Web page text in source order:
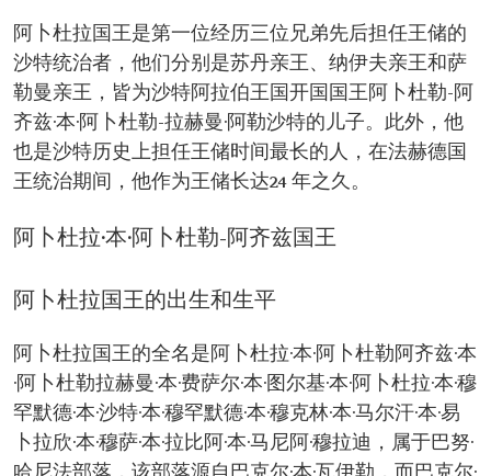
第二副首相
王储时代。
即位日期：2005 年 8 月 2 日
主要行政法规
成立国家反腐败委员会 颁布《效忠委员会法》。
新未来城奖学金计划。
成立全国人权协会和人权委员会。
著名项目：禁寺玛萨扩建项目。
该项目旨在扩大马塔夫可以容纳的人数。
先知寺的扩建
设立努拉·宾特·阿卜杜拉赫曼公主大学（仅限女
性）。
国家对话计划 跨文化和跨宗教对话计划。
阿卜杜拉国王是第一位经历三位兄弟先后担任王储的
沙特统治者，他们分别是苏丹亲王、纳伊夫亲王和萨
勒曼亲王，皆为沙特阿拉伯王国开国国王阿卜杜勒-阿
齐兹·本·阿卜杜勒-拉赫曼·阿勒沙特的儿子。此外，他
也是沙特历史上担任王储时间最长的人，在法赫德国
王统治期间，他作为王储长达24 年之久。
阿卜杜拉·本·阿卜杜勒-阿齐兹国王
阿卜杜拉国王的出生和生平
阿卜杜拉国王的全名是阿卜杜拉·本·阿卜杜勒阿齐兹·本
·阿卜杜勒拉赫曼·本·费萨尔·本·图尔基·本·阿卜杜拉·本·穆
罕默德·本·沙特·本·穆罕默德·本·穆克林·本·马尔汗·本·易
卜拉欣·本·穆萨·本·拉比阿·本·马尼阿·穆拉迪，属于巴努·